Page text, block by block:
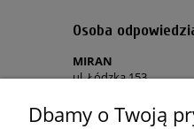
Osoba
MIRAN
ul. Łódzka 153
miran@miran.info.pl
Dbamy o Twoją